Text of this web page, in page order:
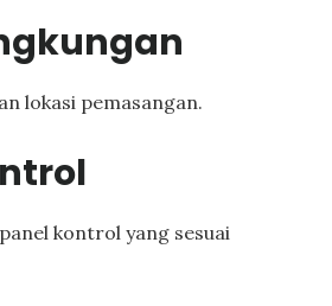
lokasi pemasangan.
kontrol yang sesuai